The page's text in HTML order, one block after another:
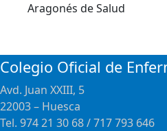
Aragonés de Salud
Colegio Oficial de
Avd. Juan XXIII, 5
22003 – Huesca
Tel. 974 21 30 68 / 717 793 646